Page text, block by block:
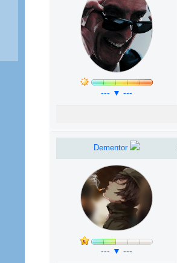
--- ▼ ---
Dementor
--- ▼ ---